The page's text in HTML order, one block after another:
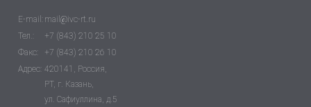
E-mail: mail@ivc-rt.ru
Тел.:
+7 (843) 210 25 10
Факс:
+7 (843) 210 26 10
Адрес: 420141, Россия,
РТ, г. Казань,
ул. Сафиуллина, д.5